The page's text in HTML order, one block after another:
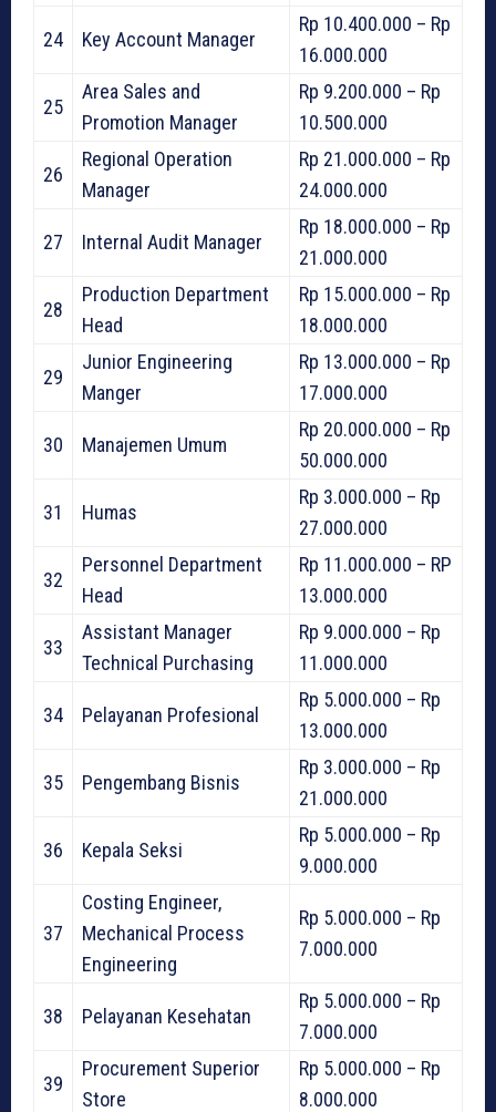
24 Key Account Manager
Rp 10.400.000 – Rp
16.000.000
25
Area Sales and
Promotion Manager
Rp 9.200.000 – Rp
10.500.000
26
Regional Operation
Manager
Rp 21.000.000 – Rp
24.000.000
27 Internal Audit Manager
Rp 18.000.000 – Rp
21.000.000
28
Production Department
Head
Rp 15.000.000 – Rp
18.000.000
29
Junior Engineering
Manger
Rp 13.000.000 – Rp
17.000.000
30 Manajemen Umum
Rp 20.000.000 – Rp
50.000.000
31 Humas
Rp 3.000.000 – Rp
27.000.000
32
Personnel Department
Head
Rp 11.000.000 – RP
13.000.000
33
Assistant Manager
Technical Purchasing
Rp 9.000.000 – Rp
11.000.000
34 Pelayanan Profesional
Rp 5.000.000 – Rp
13.000.000
35 Pengembang Bisnis
Rp 3.000.000 – Rp
21.000.000
36 Kepala Seksi
Rp 5.000.000 – Rp
9.000.000
37
Costing Engineer,
Mechanical Process
Engineering
Rp 5.000.000 – Rp
7.000.000
38 Pelayanan Kesehatan
Rp 5.000.000 – Rp
7.000.000
39
Procurement Superior
Store
Rp 5.000.000 – Rp
8.000.000